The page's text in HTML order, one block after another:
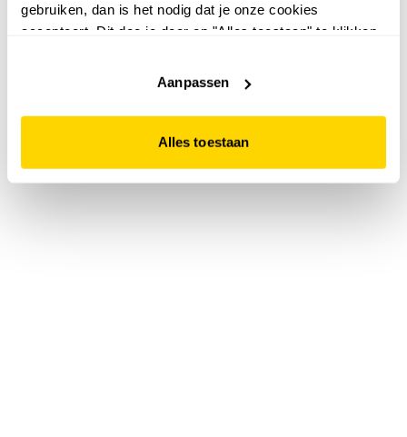
gebruiken, dan is het nodig dat je onze cookies
accepteert. Dit doe je door op "Alles toestaan" te klikken.
website niet optimaal functioneert.
Aanpassen
Alles toestaan